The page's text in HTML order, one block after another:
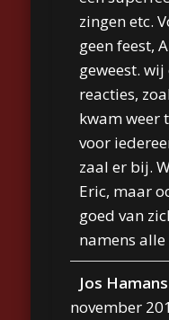
zingen etc.
geen feest,
geweest.
reacties,
kwam weer
voor
zaal er bij.
Eric, maar
goed van
namens alle
Jos
november